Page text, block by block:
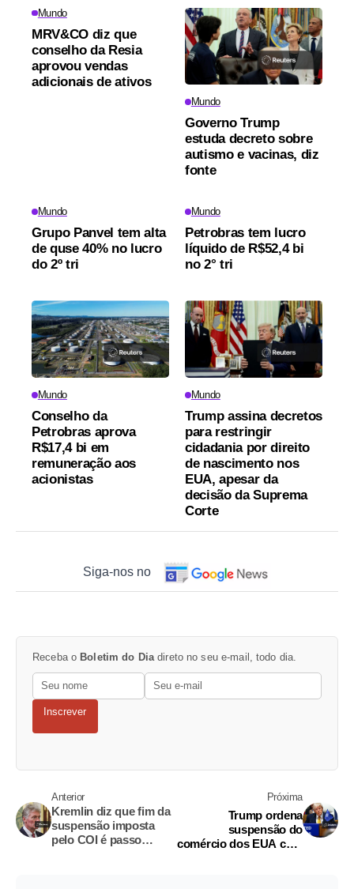
Mundo
MRV&CO diz que
conselho da Resia
aprovou vendas
adicionais de ativos
Mundo
Governo Trump
estuda decreto sobre
autismo e vacinas, diz
fonte
Mundo
Grupo Panvel tem alta
de quse 40% no lucro
do 2º tri
Mundo
Petrobras tem lucro
líquido de R$52,4 bi
no 2° tri
Mundo
Conselho da
Petrobras aprova
R$17,4 bi em
remuneração aos
acionistas
Mundo
Trump assina decretos
para restringir
cidadania por direito
de nascimento nos
EUA, apesar da
decisão da Suprema
Corte
Siga-nos no
Receba o Boletim do Diadireto no seu e-mail, todo dia.
Inscrever
Anterior
Kremlin diz que fim da
suspensão imposta
pelo COI é passo
Próxima
Trump ordena
suspensão do
comércio dos EUA com